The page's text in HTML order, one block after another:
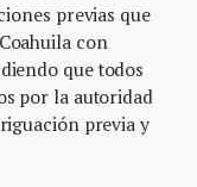
previas que
con
que todos
por la autoridad
previa y